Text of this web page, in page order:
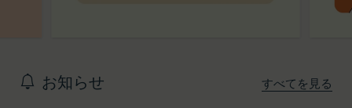
お知らせ すべてを見る